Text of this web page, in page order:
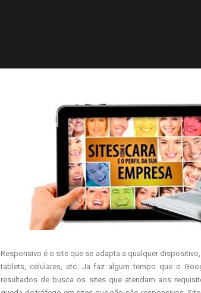
Responsivo é o site que se adapta a qualquer
tablets, celulares, etc. Ja faz algum tempo que o
resultados de busca os sites que atendam aos